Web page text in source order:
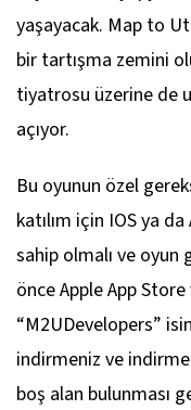
yaşayacak. Map to
bir tartışma zemini
tiyatrosu üzerine de
açıyor.
Bu oyunun özel
katılım için IOS ya
sahip olmalı ve oyun
önce Apple App
“M2UDevelopers”
indirmeniz ve
boş alan bulunması